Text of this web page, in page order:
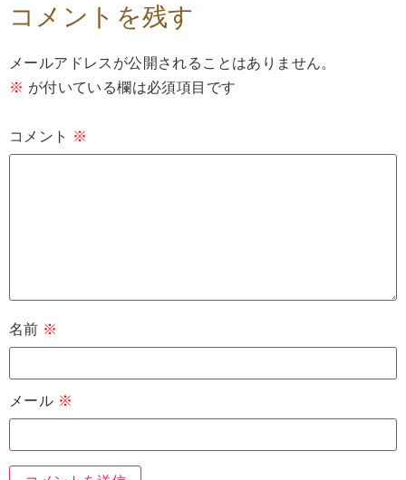
コメントを残す
メールアドレスが公開されることはありません。
※ が付いている欄は必須項目です
コメント ※
名前 ※
メール ※